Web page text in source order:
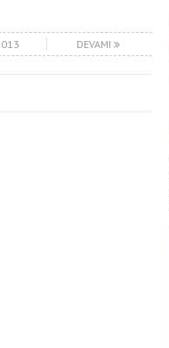
DEVAMI